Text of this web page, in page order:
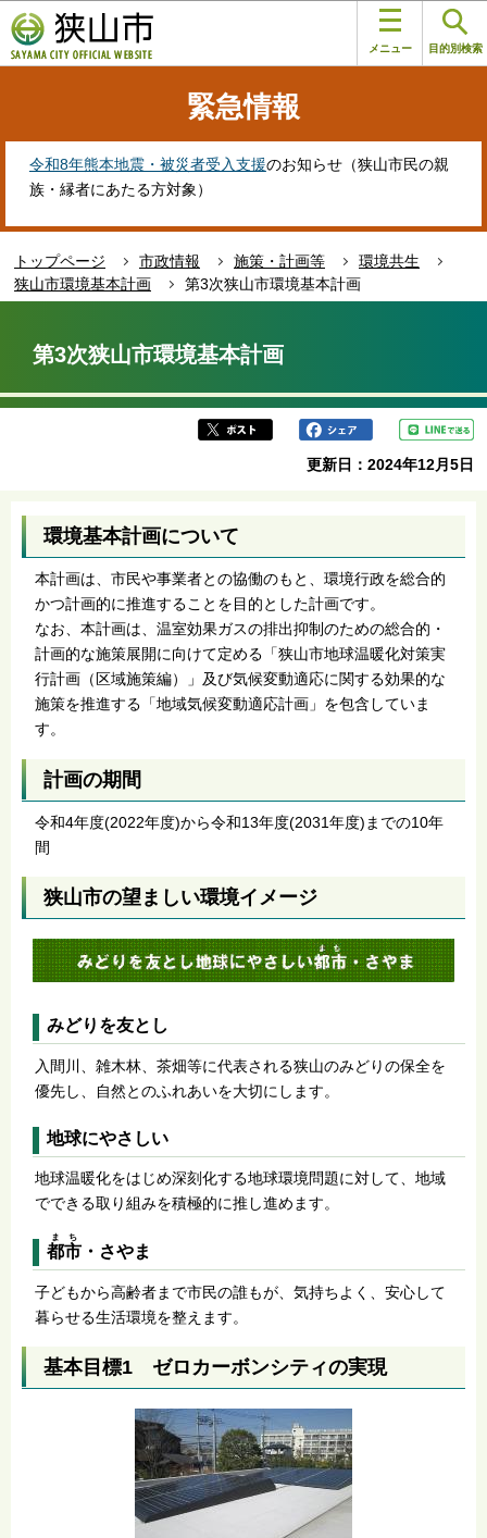
の
ペ
す
メニュー 目的別検索
緊急情報
令和8年熊本地震・被災者受入支援のお知らせ（狭山市民の親
族・縁者にあたる方対象）
トップページ 市政情報 施策・計画等
環境共生
狭山市環境基本計画
第3次狭山市環境基本計画
か
第3次狭山市環境基本計画
更新日：2024年12月5日
環境基本計画について
本計画は、市民や事業者との協働のもと、環境行政を総合的
かつ計画的に推進することを目的とした計画です。
なお、本計画は、温室効果ガスの排出抑制のための総合的・
計画的な施策展開に向けて定める「狭山市地球温暖化対策実
行計画（区域施策編）」及び気候変動適応に関する効果的な
施策を推進する「地域気候変動適応計画」を包含していま
す。
計画の期間
令和4年度(2022年度)から令和13年度(2031年度)までの10年
間
狭山市の望ましい環境イメージ
みどりを友とし
入間川、雑木林、茶畑等に代表される狭山のみどりの保全を
優先し、自然とのふれあいを大切にします。
地球にやさしい
地球温暖化をはじめ深刻化する地球環境問題に対して、地域
でできる取り組みを積極的に推し進めます。
都市
まち
・さやま
子どもから高齢者まで市民の誰もが、気持ちよく、安心して
暮らせる生活環境を整えます。
基本目標1 ゼロカーボンシティの実現